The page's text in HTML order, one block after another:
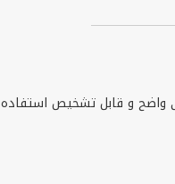
واضح و قابل تشخیص استفاده